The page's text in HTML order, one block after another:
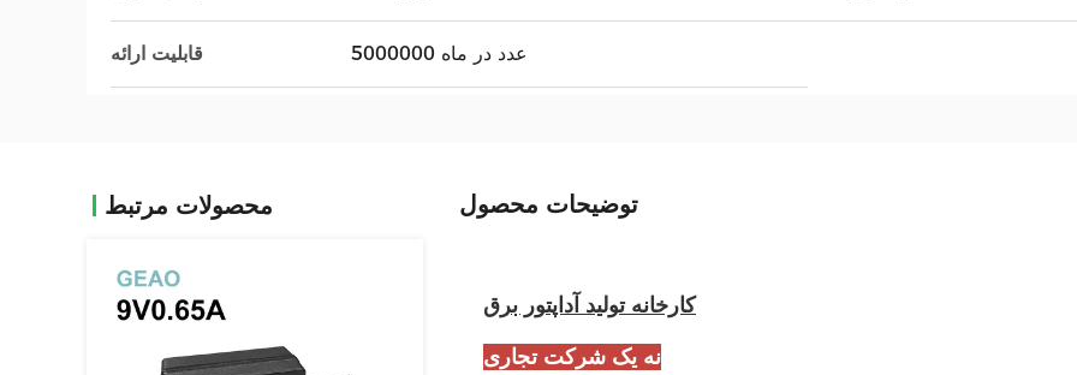
قابلیت ارائه 5000000 عدد در ماه
محصولات مرتبط توضیحات محصول
کارخانه توليد آداپتور برق
نه یک شرکت تجاری